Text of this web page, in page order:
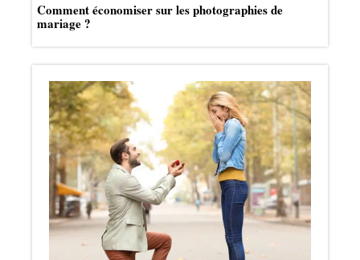
Comment économiser sur les photographies de
mariage ?